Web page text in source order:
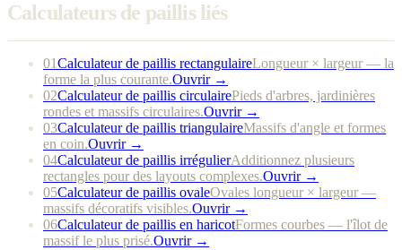
Calculateurs de paillis liés
01Calculateur de paillis rectangulaireLongueur × largeur — la
forme la plus courante.Ouvrir →
02Calculateur de paillis circulairePieds d'arbres, jardinières
rondes et massifs circulaires.Ouvrir →
03Calculateur de paillis triangulaireMassifs d'angle et formes
en coin.Ouvrir →
04Calculateur de paillis irrégulierAdditionnez plusieurs
rectangles pour des layouts complexes.Ouvrir →
05Calculateur de paillis ovaleOvales longueur × largeur —
massifs décoratifs visibles.Ouvrir →
06Calculateur de paillis en haricotFormes courbes — l'îlot de
massif le plus prisé.Ouvrir →